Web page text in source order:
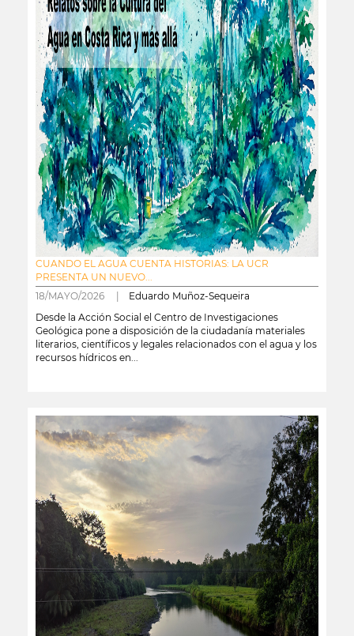
CUANDO EL AGUA CUENTA HISTORIAS: LA UCR
PRESENTA UN NUEVO...
18/MAYO/2026 | Eduardo Muñoz-Sequeira
Desde la Acción Social el Centro de Investigaciones
Geológica pone a disposición de la ciudadanía materiales
literarios, científicos y legales relacionados con el agua y los
recursos hídricos en...